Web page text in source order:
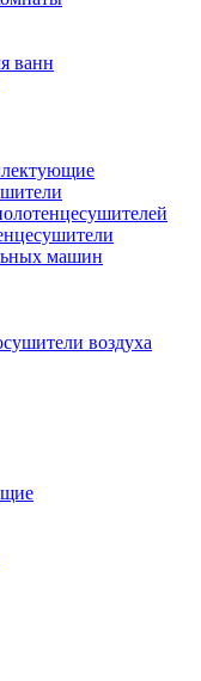
ванн
машин
воздуха